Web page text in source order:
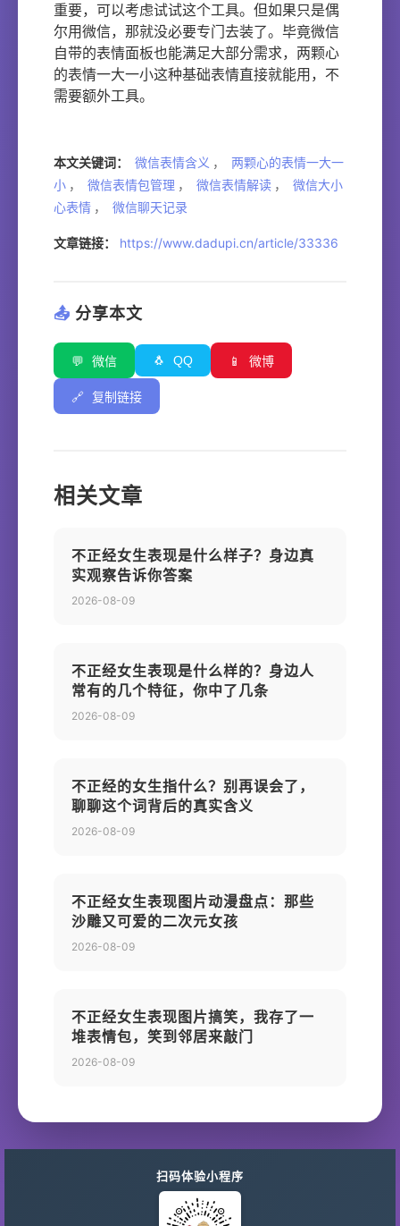
重要，可以考虑试试这个工具。但如果只是偶
尔用微信，那就没必要专门去装了。毕竟微信
自带的表情面板也能满足大部分需求，两颗心
的表情一大一小这种基础表情直接就能用，不
需要额外工具。
本文关键词： 微信表情含义 ，
两颗心的表情一大一
小 ， 微信表情包管理 ， 微信表情解读 ，
微信大小
心表情 ， 微信聊天记录
文章链接： https://www.dadupi.cn/article/33336
📤 分享本文
💬 微信 🐧 QQ 📱 微博
🔗 复制链接
相关文章
不正经女生表现是什么样子？身边真
实观察告诉你答案
2026-08-09
不正经女生表现是什么样的？身边人
常有的几个特征，你中了几条
2026-08-09
不正经的女生指什么？别再误会了，
聊聊这个词背后的真实含义
2026-08-09
不正经女生表现图片动漫盘点：那些
沙雕又可爱的二次元女孩
2026-08-09
不正经女生表现图片搞笑，我存了一
堆表情包，笑到邻居来敲门
2026-08-09
扫码体验小程序